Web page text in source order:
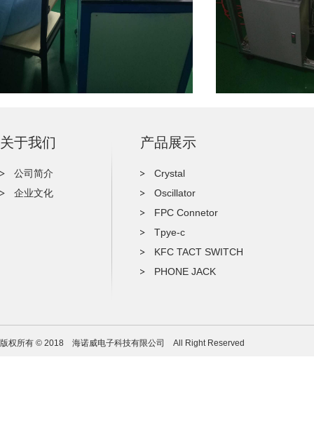
关于我们
公司简介
企业文化
产品展示
Crystal
Oscillator
FPC Connetor
Tpye-c
KFC TACT SWITCH
PHONE JACK
版权所有 © 2018 海诺威电子科技有限公司 All Right Reserved